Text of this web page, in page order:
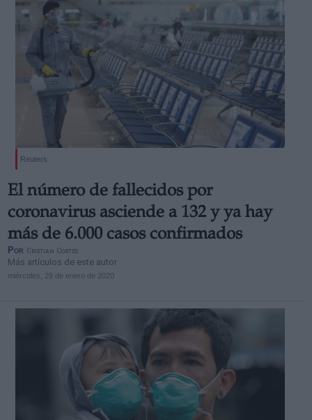
Reuters
El número de fallecidos por
coronavirus asciende a 132 y ya hay
más de 6.000 casos confirmados
Por Cristian Cortés
Más artículos de este autor
miércoles, 29 de enero de 2020